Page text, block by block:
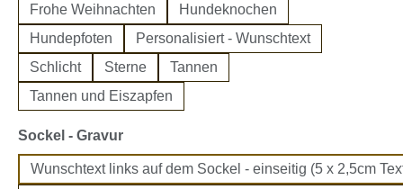
Frohe Weihnachten
Hundeknochen
Hundepfoten
Personalisiert - Wunschtext
Schlicht
Sterne
Tannen
Tannen und Eiszapfen
Sockel - Gravurauswählen
Wunschtext links auf dem Sockel - einseitig (5 x 2,5cm